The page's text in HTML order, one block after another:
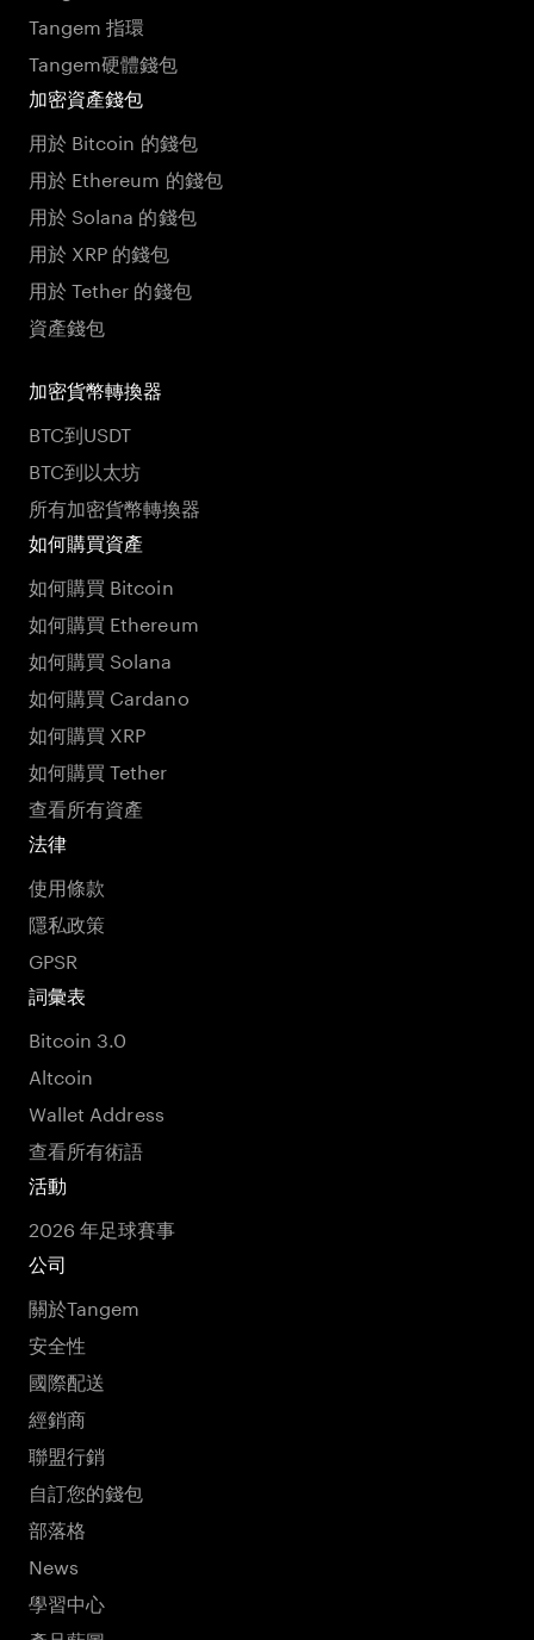
Tangem 指環
Tangem硬體錢包
加密資產錢包
用於 Bitcoin 的錢包
用於 Ethereum 的錢包
用於 Solana 的錢包
用於 XRP 的錢包
用於 Tether 的錢包
資產錢包
加密貨幣轉換器
BTC到USDT
BTC到以太坊
所有加密貨幣轉換器
如何購買資產
如何購買 Bitcoin
如何購買 Ethereum
如何購買 Solana
如何購買 Cardano
如何購買 XRP
如何購買 Tether
查看所有資產
法律
使用條款
隱私政策
GPSR
詞彙表
Bitcoin 3.0
Altcoin
Wallet Address
查看所有術語
活動
2026 年足球賽事
公司
關於Tangem
安全性
國際配送
經銷商
聯盟行銷
自訂您的錢包
部落格
News
學習中心